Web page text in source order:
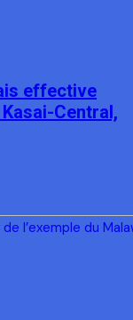
effective
Central,